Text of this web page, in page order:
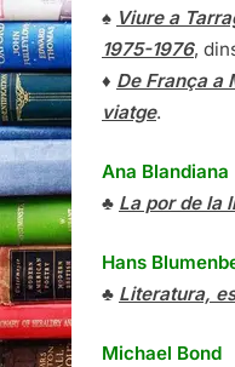
♠ Viure a
1975-1976,
♦ De França a
viatge.
Ana Blandiana
♣ La por de la
Hans
♣ Literatura,
Michael Bond